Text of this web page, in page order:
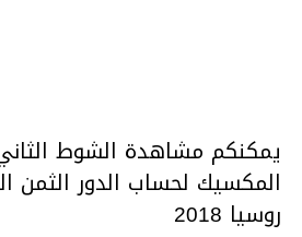
يمكنكم مشاهدة الشوط الثاني
المكسيك لحساب الدور الثمن
روسيا 2018